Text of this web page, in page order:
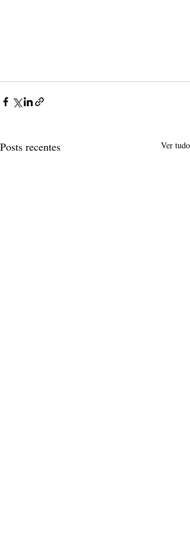
Posts recentes Ver tudo